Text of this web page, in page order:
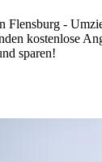
Flensburg -
kostenlose
sparen!